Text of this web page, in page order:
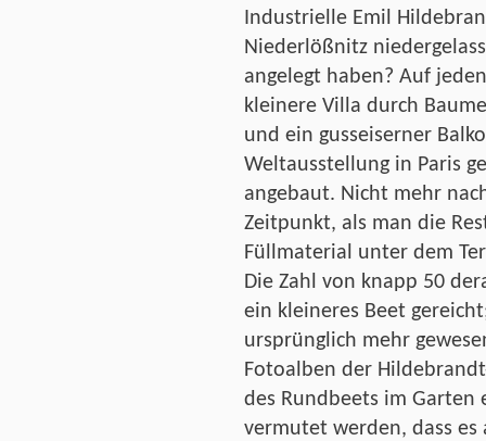
Industrielle Emil
Niederlößnitz
angelegt haben? Auf
kleinere Villa durch
und ein gusseiserner
Weltausstellung in Paris
angebaut. Nicht mehr
Zeitpunkt, als man die
Füllmaterial unter dem
Die Zahl von knapp 50
ein kleineres Beet
ursprünglich mehr
Fotoalben der
des Rundbeets im Garten
vermutet werden, dass